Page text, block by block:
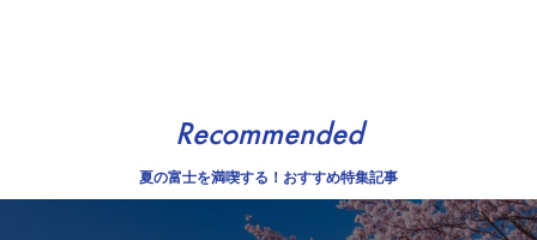
Recommended
夏の富士を満喫する！おすすめ特集記事